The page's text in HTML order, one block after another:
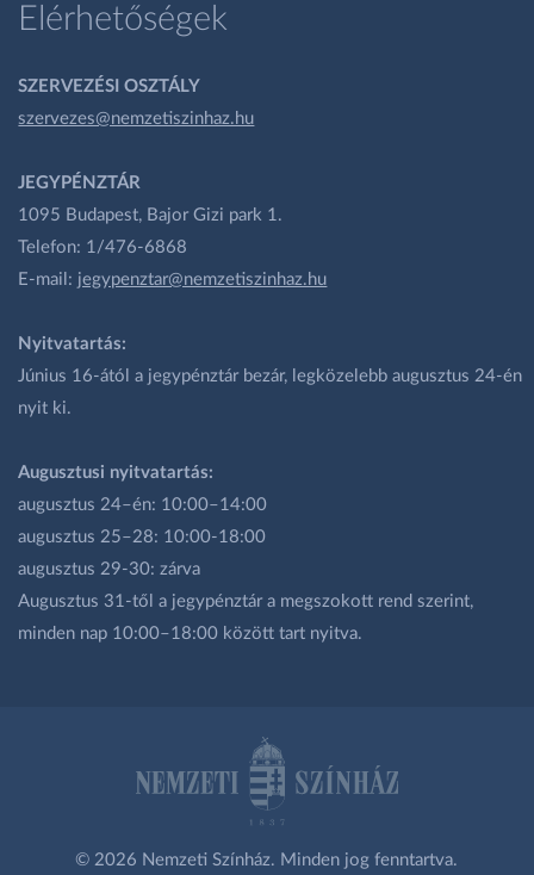
Elérhetőségek
SZERVEZÉSI OSZTÁLY
szervezes@nemzetiszinhaz.hu
JEGYPÉNZTÁR
1095 Budapest, Bajor Gizi park 1.
Telefon: 1/476-6868
E-mail: jegypenztar@nemzetiszinhaz.hu
Nyitvatartás:
Június 16-ától a jegypénztár bezár, legközelebb augusztus 24-én
nyit ki.
Augusztusi nyitvatartás:
augusztus 24–én: 10:00–14:00
augusztus 25–28: 10:00-18:00
augusztus 29-30: zárva
Augusztus 31-től a jegypénztár a megszokott rend szerint,
minden nap 10:00–18:00 között tart nyitva.
© 2026 Nemzeti Színház. Minden jog fenntartva.